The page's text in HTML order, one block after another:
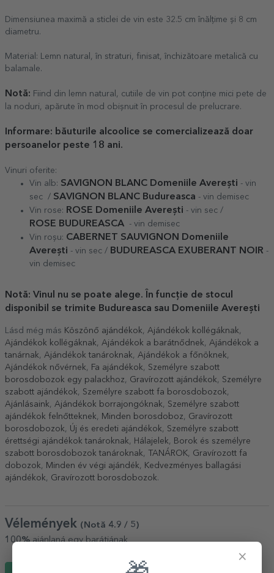
Dimensiunea maximă a sticlei de vin este 32.5 cm înălțime și 8 cm
diametru.
Material: Lemn natural, în straturi, finisat, închizătoare metalică cu
balamale.
Notă: Fiind din lemn natural, cutiile de vin pot conține mici pete de
la noduri, apărute în mod obișnuit în procesul de prelucrare.
Informare: băuturile alcoolice se comercializează doar
persoanelor peste 18 ani.
Vinuri oferite:
Vin alb: SAVIGNON BLANC Domeniile Averești - vin
sec / SAVIGNON BLANC Budureasca - vin demisec
Vin rose: ROSE Domeniile Averești - vin sec /
ROSE BUDUREASCA
- vin demisec
Vin roșu: CABERNET SAUVIGNON Domeniile
Averești - vin sec / BUDUREASCA EXUBERANT NOIR -
vin demisec
Notă: Vinul nu se poate alege. În funcție de stocul
disponibil se trimite Budureasca sau Domeniile Averești
Lásd még más Köszönő ajándékok Ajándékok kollégáknak
Ajándékok kollégáknak
Ajándékok a barátnődnek
Ajándékok a
tanárnak
Ajándékok tanároknak Ajándékok a főnöknek
Ajándékok nővérnek
Fa ajándékok
Személyre szabott
borosdobozok egy palackhoz
Gravírozott ajándékok
Személyre
szabott ajándékok
Személyre szabott fa borosdobozok
Ajánlásaink
Ajándékok borrajongóknak
Személyre szabott
ajándékok felnőtteknek
Minden borosdoboz
Gravírozott
borosdobozok
Új és eredeti ajándékok
Személyre szabott
érettségi ajándékok tanároknak
Hálajelek
Borok és személyre
szabott borosdobozok tanároknak
TANÁROK
Gravírozott fa
dobozok
Minden év végi ajándék
Kedvezményes ballagási
ajándékok
Gravírozott borosdobozok.
Vélemények (Notă 4.9 / 5)
100%ajánlaná egy barátjának
×